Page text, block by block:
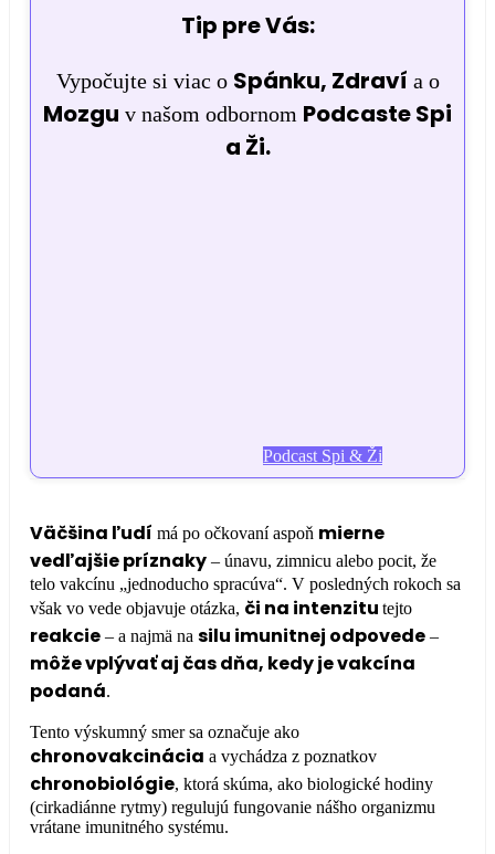
Tip pre Vás:
Vypočujte si viac o Spánku, Zdraví a o
Mozgu v našom odbornom Podcaste Spi
a Ži.
Podcast Spi & Ži
Väčšina ľudí má po očkovaní aspoň mierne
vedľajšie príznaky – únavu, zimnicu alebo pocit, že
telo vakcínu „jednoducho spracúva“. V posledných rokoch sa
však vo vede objavuje otázka, či na intenzitutejto
reakcie – a najmä nasilu imunitnej odpovede –
môže vplývať aj čas dňa, kedy je vakcína
podaná.
Tento výskumný smer sa označuje ako
chronovakcinácia a vychádza z poznatkov
chronobiológie, ktorá skúma, ako biologické hodiny
(cirkadiánne rytmy) regulujú fungovanie nášho organizmu
vrátane imunitného systému.